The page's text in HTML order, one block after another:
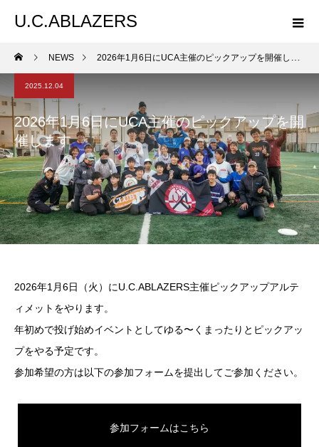
U.C.ABLAZERS
NEWS 2026年1月6日にUCA主催のピックアップを開催します
2025.12.04
2026年1月6日にUCA主催のピックアップを開
催します
2026年1月6日（火）にU.C.ABLAZERS主催ピックアップアルテ
ィメットをやります。
年初めで投げ始めイベントとしてゆる〜くまったりとピックアッ
プをやる予定です。
参加希望の方は以下の参加フォームを提出してご参加ください。
参加フォームはこちら